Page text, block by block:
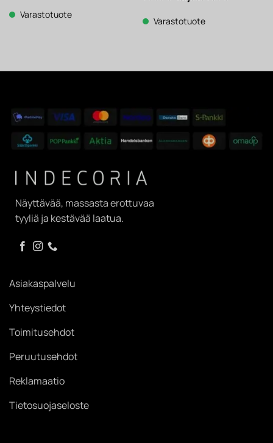
1
071 €.
Varastotuote
hinta
1
006 €.
Varastotuote
Näyttävää, massasta erottuvaa
tyyliä ja kestävää laatua.
Asiakaspalvelu
Yhteystiedot
Toimitusehdot
Peruutusehdot
Reklamaatio
Tietosuojaseloste